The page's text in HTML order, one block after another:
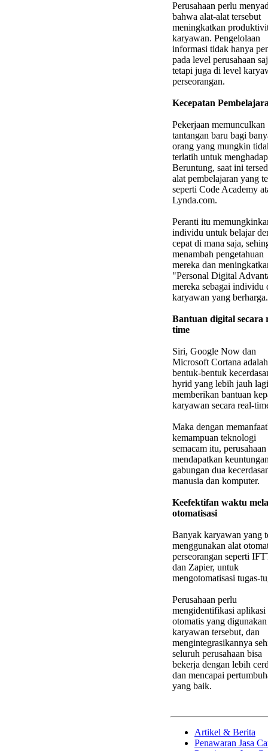
Perusahaan perlu
bahwa alat-alat tersebut
meningkatkan
karyawan. Pengelolaan
informasi tidak hanya
pada level perusahaan
tetapi juga di level
perseorangan.
Kecepatan
Pekerjaan memunculkan
tantangan baru bagi
orang yang mungkin
terlatih untuk
Beruntung, saat ini
alat pembelajaran yang
seperti Code Academy
Lynda.com.
Peranti itu
individu untuk belajar
cepat di mana saja,
menambah pengetahuan
mereka dan
"Personal Digital
mereka sebagai individu
karyawan yang berharga.
Bantuan digital secara
time
Siri, Google Now dan
Microsoft Cortana adalah
bentuk-bentuk
hyrid yang lebih jauh lagi
memberikan bantuan
karyawan secara real-
Maka dengan
kemampuan teknologi
semacam itu, perusahaan
mendapatkan
gabungan dua
manusia dan komputer.
Keefektifan waktu
otomatisasi
Banyak karyawan yang
menggunakan alat
perseorangan seperti
dan Zapier, untuk
mengotomatisasi tugas-
Perusahaan perlu
mengidentifikasi aplikasi
otomatis yang digunakan
karyawan tersebut, dan
mengintegrasikannya
seluruh perusahaan bisa
bekerja dengan lebih
dan mencapai
yang baik.
Artikel & Berita
Penawaran Jasa